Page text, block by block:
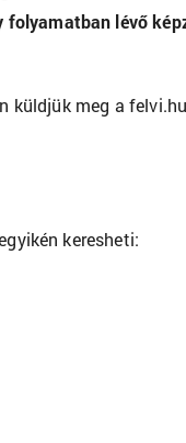
folyamatban lévő
küldjük meg a
keresheti: